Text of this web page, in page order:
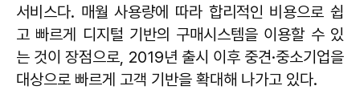
서비스다. 매월 사용량에 따라 합리적인 비용으로 쉽
고 빠르게 디지털 기반의 구매시스템을 이용할 수 있
는 것이 장점으로, 2019년 출시 이후 중견·중소기업을
대상으로 빠르게 고객 기반을 확대해 나가고 있다.